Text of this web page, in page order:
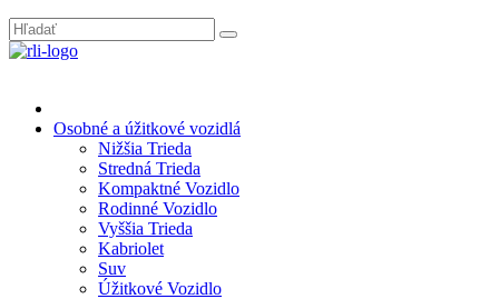
Osobné a úžitkové vozidlá
Nižšia Trieda
Stredná Trieda
Kompaktné Vozidlo
Rodinné Vozidlo
Vyššia Trieda
Kabriolet
Suv
Úžitkové Vozidlo